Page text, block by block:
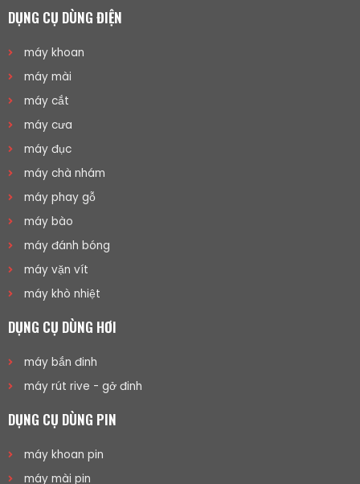
DỤNG CỤ DÙNG ĐIỆN
máy khoan
máy mài
máy cắt
máy cưa
máy đục
máy chà nhám
máy phay gỗ
máy bào
máy đánh bóng
máy vặn vít
máy khò nhiệt
DỤNG CỤ DÙNG HƠI
máy bắn đinh
máy rút rive - gở đinh
DỤNG CỤ DÙNG PIN
máy khoan pin
máy mài pin